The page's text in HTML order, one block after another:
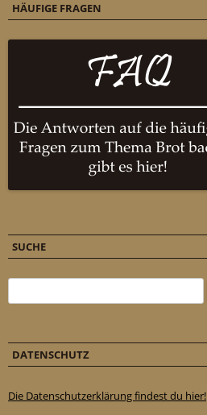
HÄUFIGE FRAGEN
SUCHE
DATENSCHUTZ
Die Datenschutzerklärung findest du hier!